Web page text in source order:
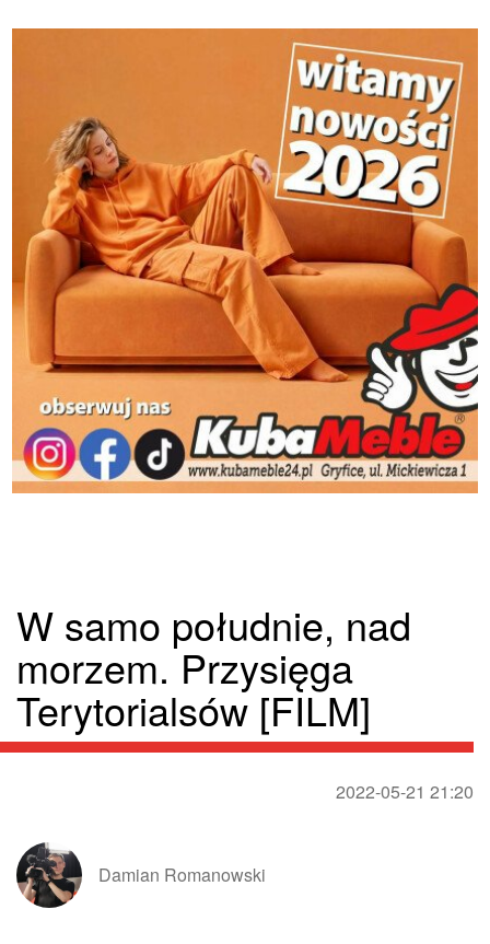
W samo południe, nad
morzem. Przysięga
Terytorialsów [FILM]
2022-05-21 21:20
Damian Romanowski